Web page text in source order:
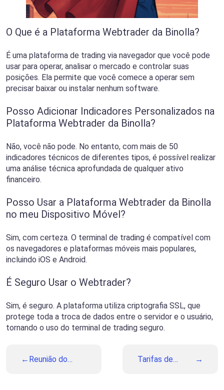
O Que é a Plataforma Webtrader da Binolla?
É uma plataforma de trading via navegador que você pode
usar para operar, analisar o mercado e controlar suas
posições. Ela permite que você comece a operar sem
precisar baixar ou instalar nenhum software.
Posso Adicionar Indicadores Personalizados na
Plataforma Webtrader da Binolla?
Não, você não pode. No entanto, com mais de 50
indicadores técnicos de diferentes tipos, é possível realizar
uma análise técnica aprofundada de qualquer ativo
financeiro.
Posso Usar a Plataforma Webtrader da Binolla
no meu Dispositivo Móvel?
Sim, com certeza. O terminal de trading é compatível com
os navegadores e plataformas móveis mais populares,
incluindo iOS e Android.
É Seguro Usar o Webtrader?
Sim, é seguro. A plataforma utiliza criptografia SSL, que
protege toda a troca de dados entre o servidor e o usuário,
tornando o uso do terminal de trading seguro.
Reunião do
Tarifas de